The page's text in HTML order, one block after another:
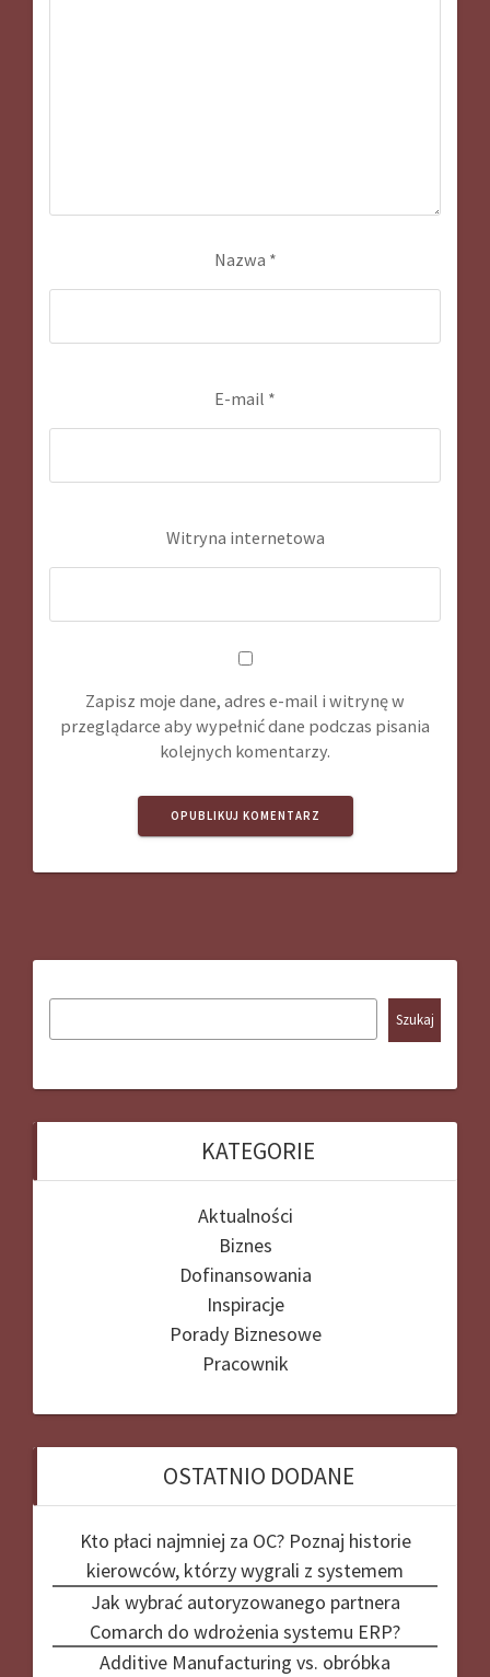
Nazwa *
E-mail *
Witryna internetowa
Zapisz moje dane, adres e-mail i witrynę w
przeglądarce aby wypełnić dane podczas pisania
kolejnych komentarzy.
Szukaj
KATEGORIE
Aktualności
Biznes
Dofinansowania
Inspiracje
Porady Biznesowe
Pracownik
OSTATNIO DODANE
Kto płaci najmniej za OC? Poznaj historie
kierowców, którzy wygrali z systemem
Jak wybrać autoryzowanego partnera
Comarch do wdrożenia systemu ERP?
Additive Manufacturing vs. obróbka